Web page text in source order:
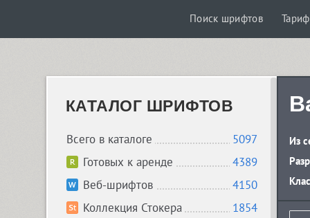
Поиск шрифтов
КАТАЛОГ ШРИФТОВ
Всего в каталоге
5097
Готовых к аренде
4389
Веб-шрифтов
4150
Коллекция Стокера
1854
Из